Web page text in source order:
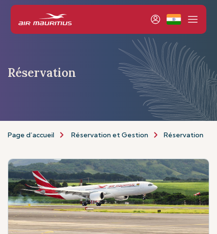
Réservation
Page d’accueil Réservation et Gestion Réservation